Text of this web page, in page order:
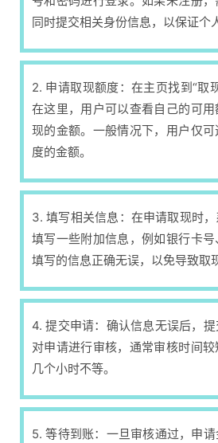
同时提交相关身份信息，以保证个
2. 申请取现额度：在主页找到“取
在这里，用户可以查看自己的可
现的金额。一般情况下，用户仅
度的金额。
3. 填写相关信息：在申请取现时
填写一些附加信息，例如银行卡
填写的信息正确无误，以免导致取
4. 提交申请：确认信息无误后，
对申请进行审核，通常审核时间
几个小时不等。
5. 等待到账：一旦审核通过，申